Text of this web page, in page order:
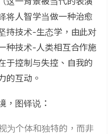
将人智学当做一种治愈
持技术-生态学，由此对
种技术-人类相互合作施
于控制与失控、自我的
的互动。
，图铎说：
为个体和独特的，而非